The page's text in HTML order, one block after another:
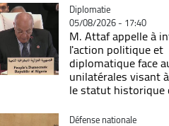
Catégorie
Diplomatie
05/08/2026 - 17:40
M. Attaf appelle à
l'action politique et
diplomatique face
unilatérales visant
le statut historique
Catégorie
Défense nationale